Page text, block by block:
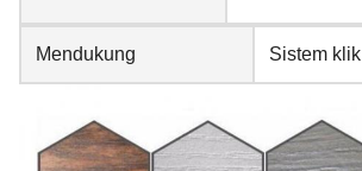
Mendukung Sistem klik